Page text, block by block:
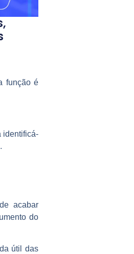
função é
identificá-
acabar
do
útil das